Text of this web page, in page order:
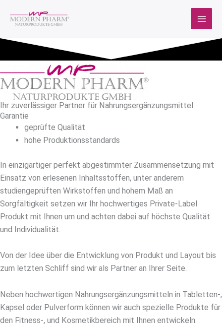
Inhalt
Ihr zuverlässiger Partner für Nahrungsergänzungsmittel
Garantie
geprüfte Qualität
hohe Produktionsstandards
In einzigartiger perfekt abgestimmter Zusammensetzung mit
Einsatz von erlesenen Inhaltsstoffen, unter anderem
studiengeprüften Wirkstoffen und hohem Maß an
Sorgfältigkeit setzen wir Ihr hochwertiges Private-Label
Produkt mit Ihnen um und achten dabei auf höchste Qualität
und Individualität.
Von der Idee über die Entwicklung von Produkt und Layout bis
zum letzten Schliff sind wir als Partner an Ihrer Seite.
Neben hochwertigen Nahrungsergänzungsmitteln in Tabletten-,
Kapsel oder Pulverform können wir auch spezielle Produkte für
den Fitness-, und Kosmetikbereich mit Ihnen entwickeln.